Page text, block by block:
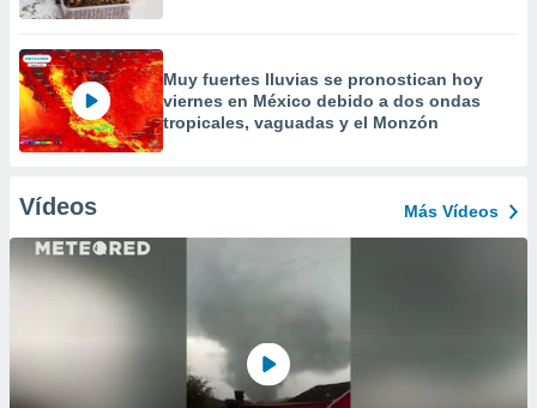
Muy fuertes lluvias se pronostican hoy
viernes en México debido a dos ondas
tropicales, vaguadas y el Monzón
Vídeos Más Vídeos